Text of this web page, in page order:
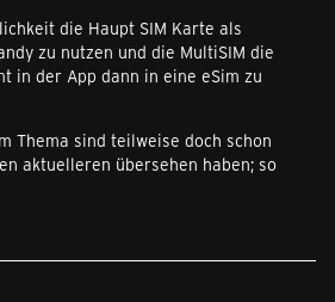
die Haupt SIM Karte als
zu nutzen und die MultiSIM die
in der App dann in eine eSim zu
Thema sind teilweise doch schon
aktuelleren übersehen haben; so